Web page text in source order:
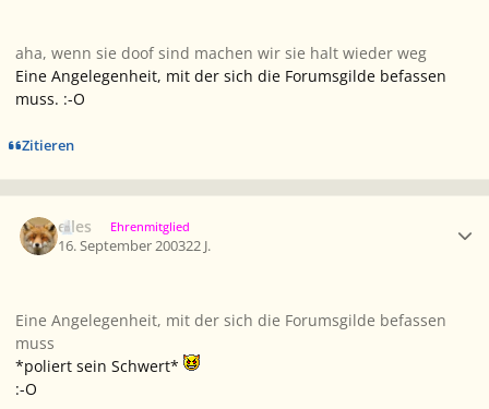
aha, wenn sie doof sind machen wir sie halt wieder weg
Eine Angelegenheit, mit der sich die Forumsgilde befassen
muss. :-O
Zitieren
elles Ehrenmitglied
16. September 200322 J.
Eine Angelegenheit, mit der sich die Forumsgilde befassen
muss
*poliert sein Schwert*
:-O